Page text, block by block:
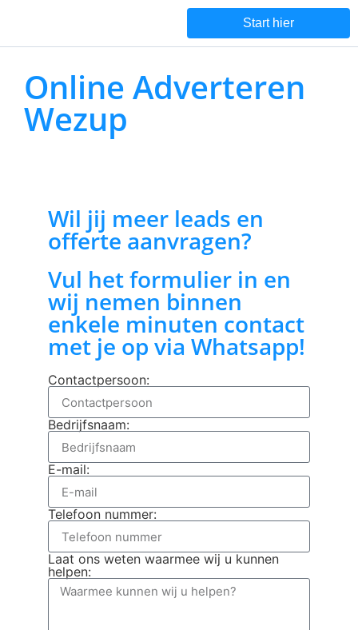
Start hier
Online Adverteren
Wezup
Wil jij meer leads en
offerte aanvragen?
Vul het formulier in en
wij nemen binnen
enkele minuten contact
met je op via Whatsapp!
Contactpersoon:
Bedrijfsnaam:
E-mail:
Telefoon nummer:
Laat ons weten waarmee wij u kunnen
helpen: